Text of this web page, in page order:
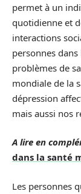
permet à un
quotidienne et
interactions
personnes
problèmes de
mondiale de la
dépression
mais aussi nos
A lire en
dans la santé
Les personnes